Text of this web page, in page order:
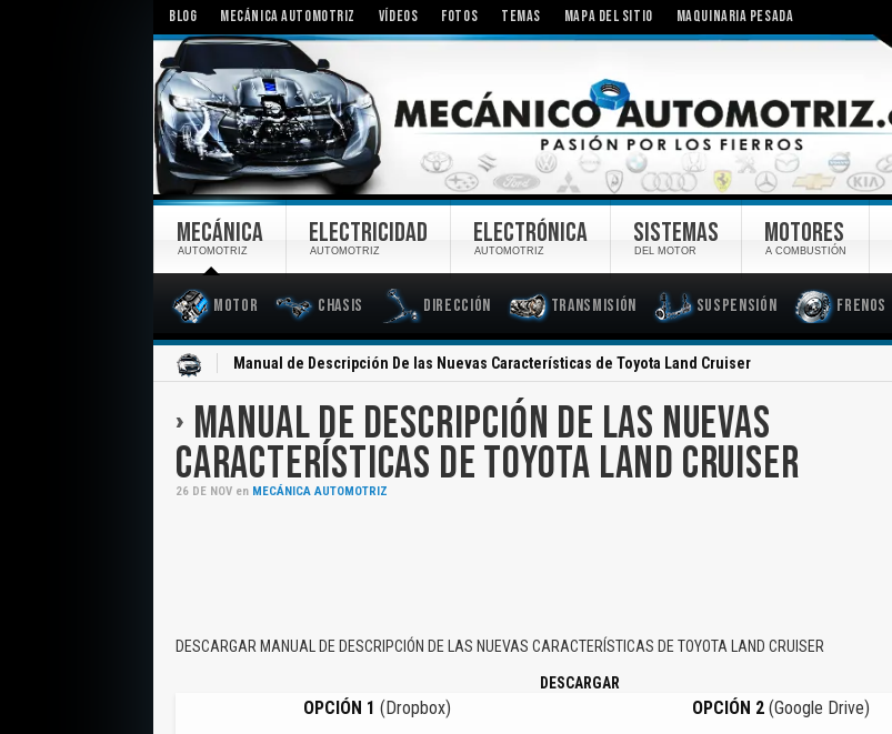
BLOG MECÁNICA AUTOMOTRIZ VÍDEOS FOTOS TEMAS MAPA DEL SITIO MAQUINARIA PESADA
MECÁNICA
AUTOMOTRIZ
Motor Chasis Dirección Transmisión Suspensión Frenos
ELECTRICIDAD
AUTOMOTRIZ
ELECTRÓNICA
AUTOMOTRIZ
SISTEMAS
DEL MOTOR
MOTORES
A COMBUSTIÓN
Manual de Descripción De las Nuevas Características de Toyota Land Cruiser
MANUAL DE DESCRIPCIÓN DE LAS NUEVAS
CARACTERÍSTICAS DE TOYOTA LAND CRUISER
26 DE NOV en MECÁNICA AUTOMOTRIZ
DESCARGAR MANUAL DE DESCRIPCIÓN DE LAS NUEVAS CARACTERÍSTICAS DE TOYOTA LAND CRUISER
DESCARGAR
OPCIÓN 1 (Dropbox) OPCIÓN 2 (Google Drive)